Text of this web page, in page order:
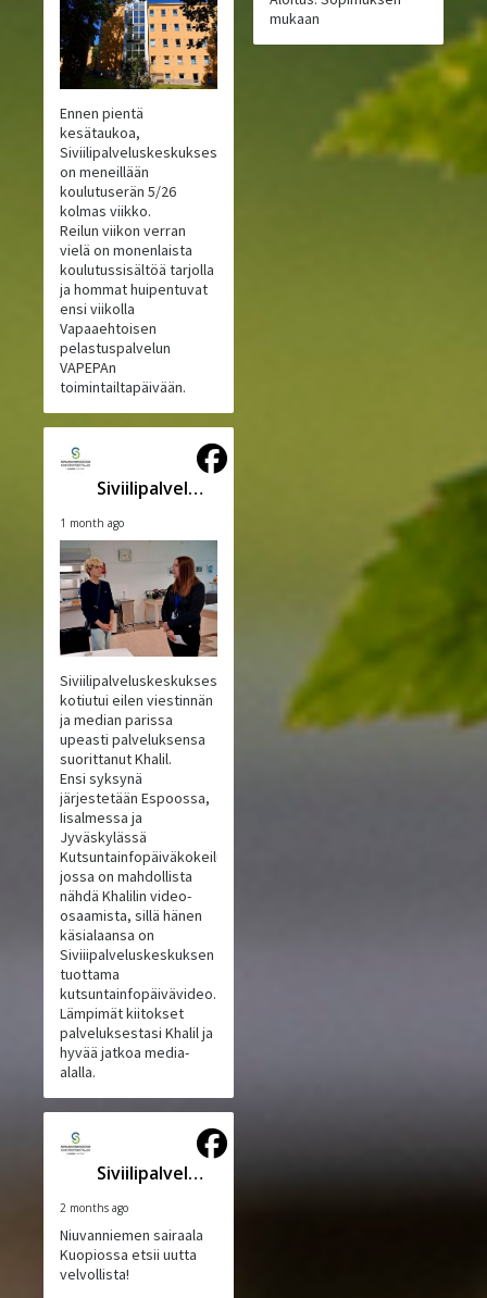
Ennen pientä
kesätaukoa,
Siviilipalveluskeskuksessa
on meneillään
koulutuserän 5/26
kolmas viikko.
Reilun viikon verran
vielä on monenlaista
koulutussisältöä tarjolla
ja hommat huipentuvat
ensi viikolla
Vapaaehtoisen
pelastuspalvelun
VAPEPAn
toimintailtapäivään.
Siviilipalveluskeskus
1 month ago
Siviilipalveluskeskuksesta
kotiutui eilen viestinnän
ja median parissa
upeasti palveluksensa
suorittanut Khalil.
Ensi syksynä
järjestetään Espoossa,
Iisalmessa ja
Jyväskylässä
Kutsuntainfopäiväkokeilu,
jossa on mahdollista
nähdä Khalilin video-
osaamista, sillä hänen
käsialaansa on
Siviiipalveluskeskuksen
tuottama
kutsuntainfopäivävideo.
Lämpimät kiitokset
palveluksestasi Khalil ja
hyvää jatkoa media-
alalla.
Siviilipalveluskeskus
2 months ago
Niuvanniemen sairaala
Kuopiossa etsii uutta
velvollista!
mukaan